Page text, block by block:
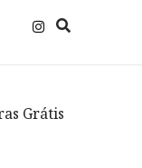
Grátis